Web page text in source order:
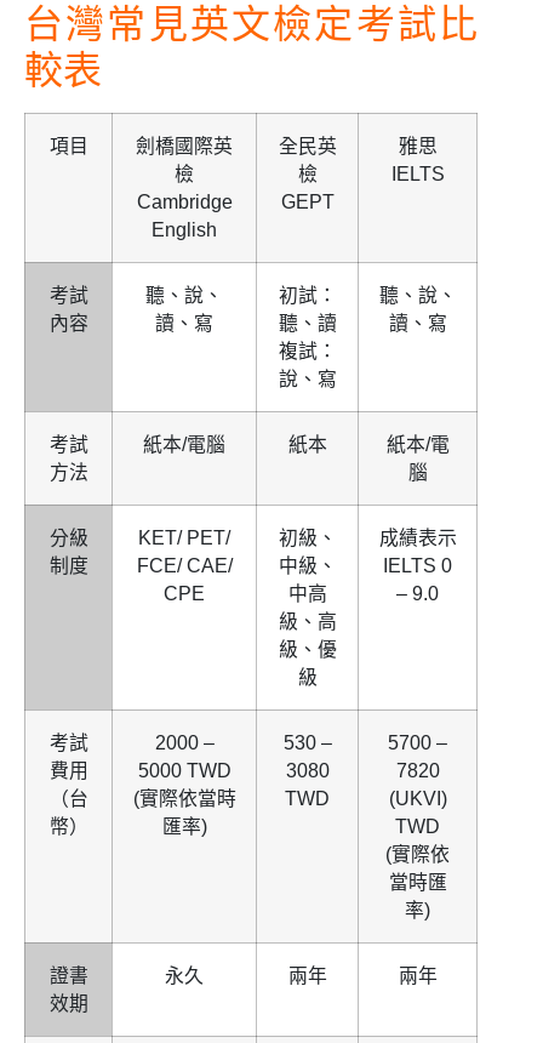
台灣常見英文檢定考試比
較表
項目
劍橋國際英
檢
Cambridge
English
全民英
檢
GEPT
雅思
IELTS
考試
內容
聽、說、
讀、寫
初試：
聽、讀
複試：
說、寫
聽、說、
讀、寫
考試
方法
紙本/電腦 紙本
紙本/電
腦
分級
制度
KET/ PET/
FCE/ CAE/
CPE
初級、
中級、
中高
級、高
級、優
級
成績表示
IELTS 0
– 9.0
考試
費用
（台
幣）
2000 –
5000 TWD
(實際依當時
匯率)
530 –
3080
TWD
5700 –
7820
(UKVI)
TWD
(實際依
當時匯
率)
證書
效期
永久 兩年 兩年